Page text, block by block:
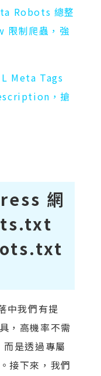
Robots 總整
制爬蟲，強
Meta Tags
，搶
網
我們有提
，高機率不需
是透過專屬
接下來，我們